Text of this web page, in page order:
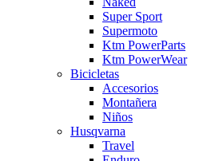
Super Sport
Supermoto
Ktm PowerParts
Ktm PowerWear
Bicicletas
Accesorios
Montañera
Niños
Husqvarna
Travel